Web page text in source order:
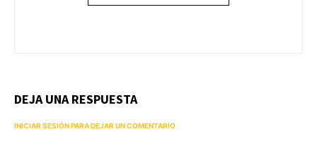
DEJA UNA RESPUESTA
INICIAR SESIÓN PARA DEJAR UN COMENTARIO